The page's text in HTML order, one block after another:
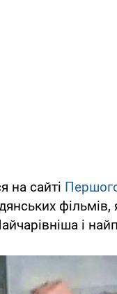
на сайті
і